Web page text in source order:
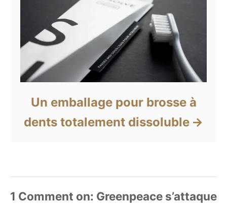
Un emballage pour brosse à
dents totalement dissoluble
1 Comment